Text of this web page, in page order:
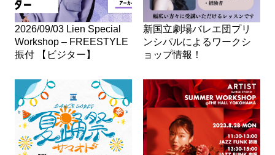
2026/09/03 Lien Special
Workshop – FREESTYLE
振付 【ビジター】
新国立劇場バレエ団プリ
ンシパルによるワークシ
ョップ情報！